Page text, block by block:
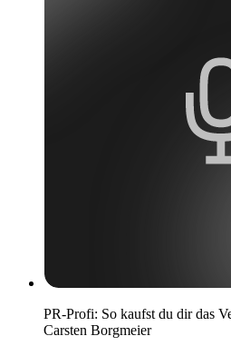
PR-Profi: So kaufst du dir das
Carsten Borgmeier